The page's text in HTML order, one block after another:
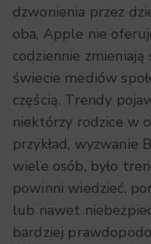
dzwonienia przez
oba, Apple nie
codziennie
świecie mediów
częścią. Trendy
niektórzy rodzice w
przykład, wyzwanie
wiele osób, było
powinni wiedzieć,
lub nawet
bardziej